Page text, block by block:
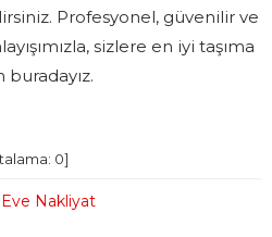
Profesyonel, güvenilir ve
sizlere en iyi taşıma
0]
Nakliyat